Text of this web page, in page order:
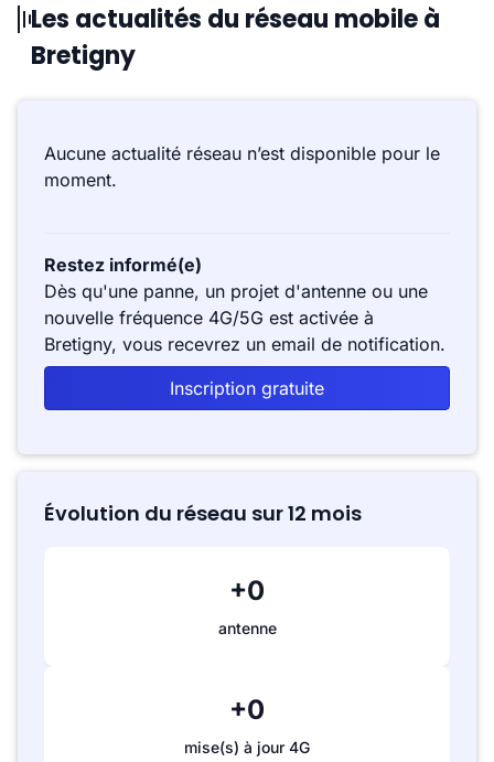
Les actualités du réseau mobile à
Bretigny
Aucune actualité réseau n’est disponible pour le
moment.
Restez informé(e)
Dès qu'une panne, un projet d'antenne ou une
nouvelle fréquence 4G/5G est activée à
Bretigny, vous recevrez un email de notification.
Inscription gratuite
Évolution du réseau sur 12 mois
+0
antenne
+0
mise(s) à jour 4G